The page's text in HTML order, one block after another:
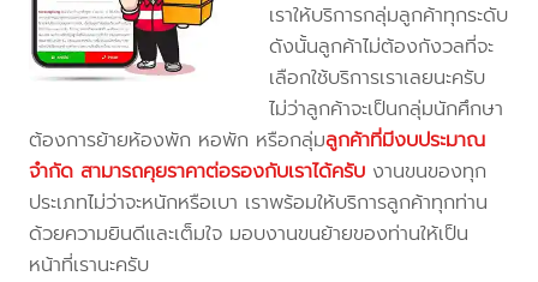
เราให้บริการกลุ่มลูกค้าทุกระดับ
ดังนั้นลูกค้าไม่ต้องกังวลที่จะ
เลือกใช้บริการเราเลยนะครับ
ไม่ว่าลูกค้าจะเป็นกลุ่มนักศึกษา
ต้องการย้ายห้องพัก หอพัก หรือกลุ่มลูกค้าที่มีงบประมาณ
จำกัด สามารถคุยราคาต่อรองกับเราได้ครับ งานขนของทุก
ประเภทไม่ว่าจะหนักหรือเบา เราพร้อมให้บริการลูกค้าทุกท่าน
ด้วยความยินดีและเต็มใจ มอบงานขนย้ายของท่านให้เป็น
หน้าที่เรานะครับ